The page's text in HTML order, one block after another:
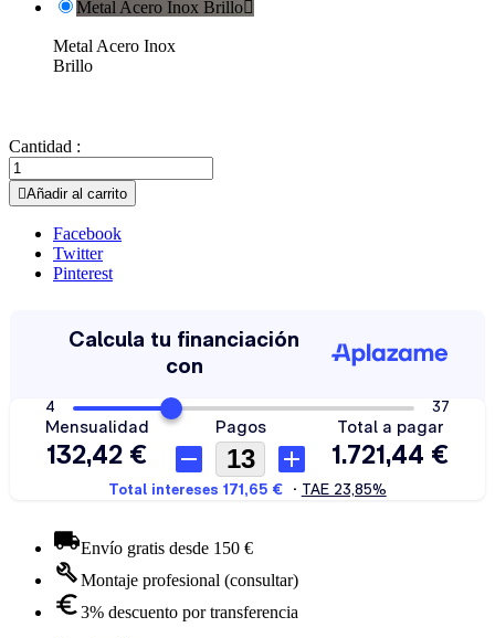
Metal Acero Inox Brillo
Metal Acero Inox
Brillo
Cantidad :
Añadir al carrito
Facebook
Twitter
Pinterest
Envío gratis desde 150 €
Montaje profesional (consultar)
3% descuento por transferencia